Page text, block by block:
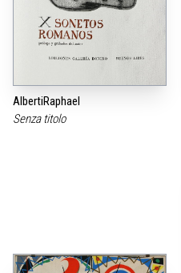
AlbertiRaphael
Senza titolo